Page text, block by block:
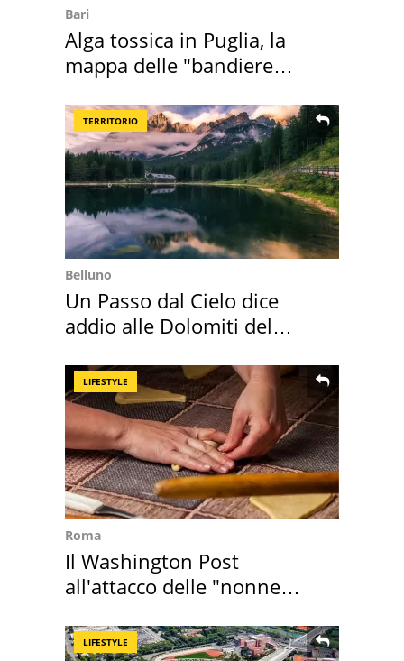
Bari
Alga tossica in Puglia, la
mappa delle "bandiere
TERRITORIO
Belluno
Un Passo dal Cielo dice
addio alle Dolomiti del
LIFESTYLE
Roma
Il Washington Post
all'attacco delle "nonne
LIFESTYLE